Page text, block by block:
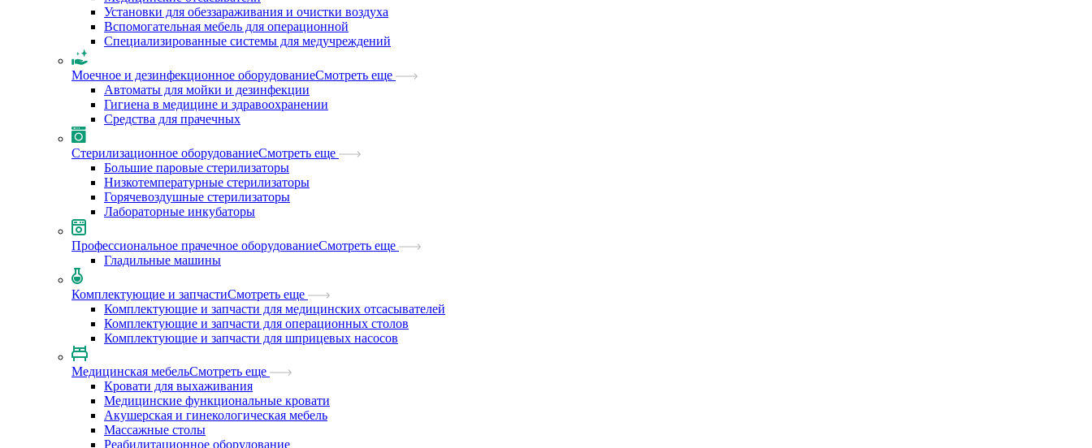
Установки для обеззараживания и очистки воздуха
Вспомогательная мебель для операционной
Специализированные системы для медучреждений
Моечное и дезинфекционное оборудованиеСмотреть еще
Автоматы для мойки и дезинфекции
Гигиена в медицине и здравоохранении
Средства для прачечных
Стерилизационное оборудованиеСмотреть еще
Большие паровые стерилизаторы
Низкотемпературные стерилизаторы
Горячевоздушные стерилизаторы
Лабораторные инкубаторы
Профессиональное прачечное оборудованиеСмотреть еще
Гладильные машины
Комплектующие и запчастиСмотреть еще
Комплектующие и запчасти для медицинских отсасывателей
Комплектующие и запчасти для операционных столов
Комплектующие и запчасти для шприцевых насосов
Медицинская мебельСмотреть еще
Кровати для выхаживания
Медицинские функциональные кровати
Акушерская и гинекологическая мебель
Массажные столы
Реабилитационное оборудование